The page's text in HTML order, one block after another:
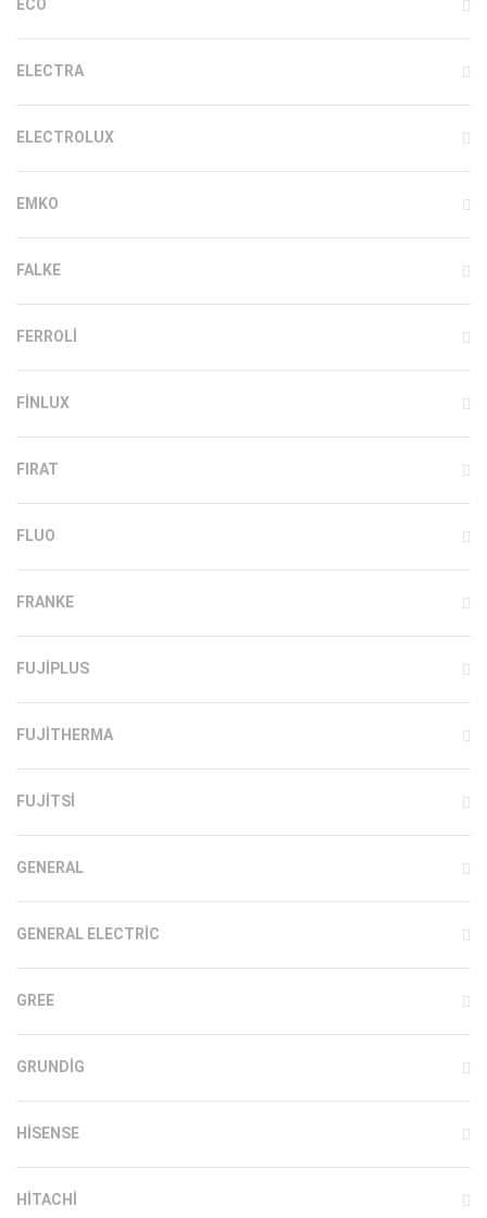
ECO
ELECTRA
ELECTROLUX
EMKO
FALKE
FERROLI
FINLUX
FIRAT
FLUO
FRANKE
FUJIPLUS
FUJITHERMA
FUJITSI
GENERAL
GENERAL ELECTRIC
GREE
GRUNDIG
HISENSE
HITACHI